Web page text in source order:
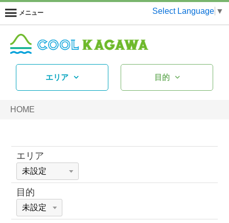
メニュー Select Language ▼
エリア 目的
HOME
エリア
目的